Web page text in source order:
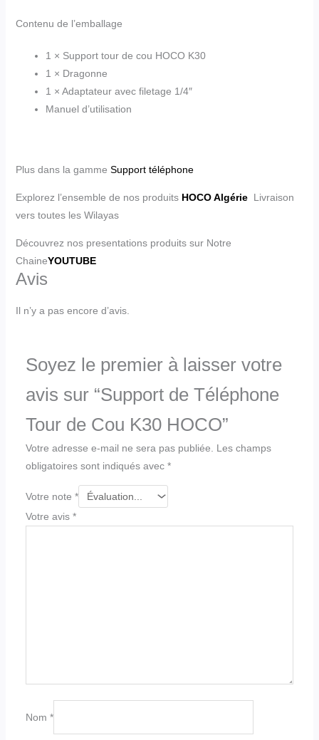
Contenu de l’emballage
1 × Support tour de cou HOCO K30
1 × Dragonne
1 × Adaptateur avec filetage 1/4″
Manuel d’utilisation
Plus dans la gamme Support téléphone
Explorez l’ensemble de nos produits HOCO Algérie Livraison
vers toutes les Wilayas
Découvrez nos presentations produits sur Notre
ChaineYOUTUBE
Avis
Il n’y a pas encore d’avis.
Soyez le premier à laisser votre
avis sur “Support de Téléphone
Tour de Cou K30 HOCO”
Votre adresse e-mail ne sera pas publiée.
Les champs
obligatoires sont indiqués avec *
Votre note *
Votre avis *
Nom *